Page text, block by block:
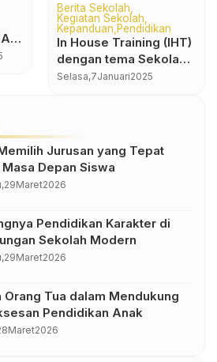
Berita Sekolah
Kegiatan Sekolah
Kepanduan Pendidikan
In House Training (IHT)
dengan tema Sekolah
Inti Transformatif
Selasa,7Januari2025
Jurusan yang Tepat
Depan Siswa
29Maret2026
Pendidikan Karakter di
Sekolah Modern
29Maret2026
Orang Tua dalam Mendukung
Pendidikan Anak
Maret2026